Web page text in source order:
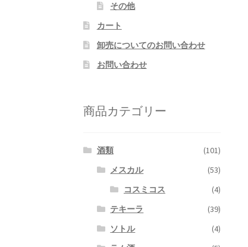
その他
カート
卸売についてのお問い合わせ
お問い合わせ
商品カテゴリー
酒類
(101)
メスカル
(53)
コスミコス
(4)
テキーラ
(39)
ソトル
(4)